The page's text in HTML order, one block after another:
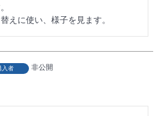
えに使い、様子を見ます。
入者
非公開